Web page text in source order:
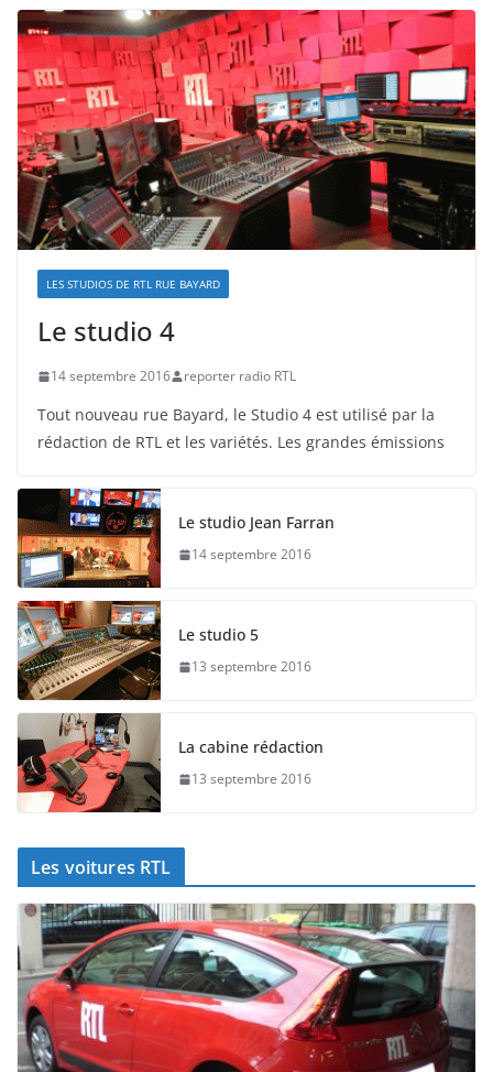
LES STUDIOS DE RTL RUE BAYARD
Le studio 4
14 septembre 2016 reporter radio RTL
Tout nouveau rue Bayard, le Studio 4 est utilisé par la
rédaction de RTL et les variétés. Les grandes émissions
Le studio Jean Farran
14 septembre 2016
Le studio 5
13 septembre 2016
La cabine rédaction
13 septembre 2016
Les voitures RTL